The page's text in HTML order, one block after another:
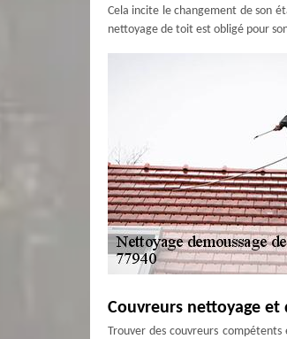
Cela incite le changement de son
nettoyage de toit est obligé pour
Couvreurs nettoyage et
Trouver des couvreurs